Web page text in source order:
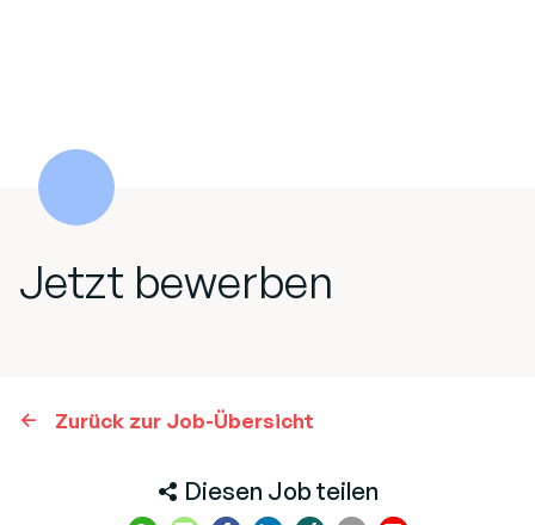
Jetzt bewerben
Zurück zur Job-Übersicht
Diesen Job teilen